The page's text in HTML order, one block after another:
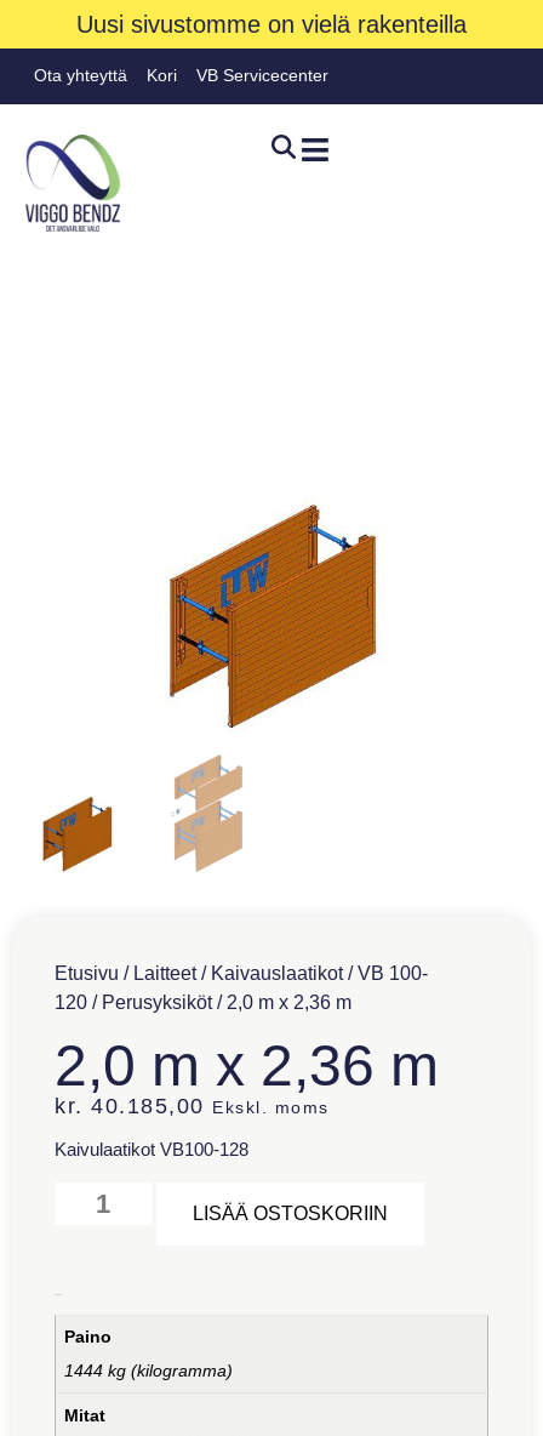
Uusi sivustomme on vielä rakenteilla
Ota yhteyttä Kori VB Servicecenter
Etusivu / Laitteet/ Kaivauslaatikot/VB 100-
120 / Perusyksiköt/ 2,0 m x 2,36 m
2,0 m x 2,36 m
kr. 40.185,00 Ekskl. moms
Kaivulaatikot VB100-128
LISÄÄ OSTOSKORIIN
Paino
1444 kg (kilogramma)
Mitat